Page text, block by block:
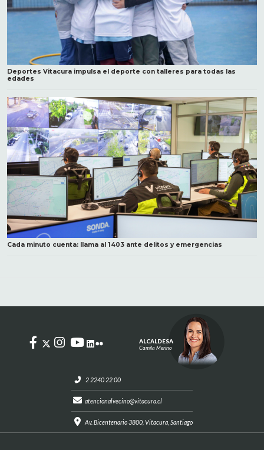
Deportes Vitacura impulsa el deporte con talleres para todas las
edades
Cada minuto cuenta: llama al 1403 ante delitos y emergencias
2 2240 22 00
atencionalvecino@vitacura.cl
Av. Bicentenario 3800, Vitacura, Santiago
ALCALDESA
Camila Merino